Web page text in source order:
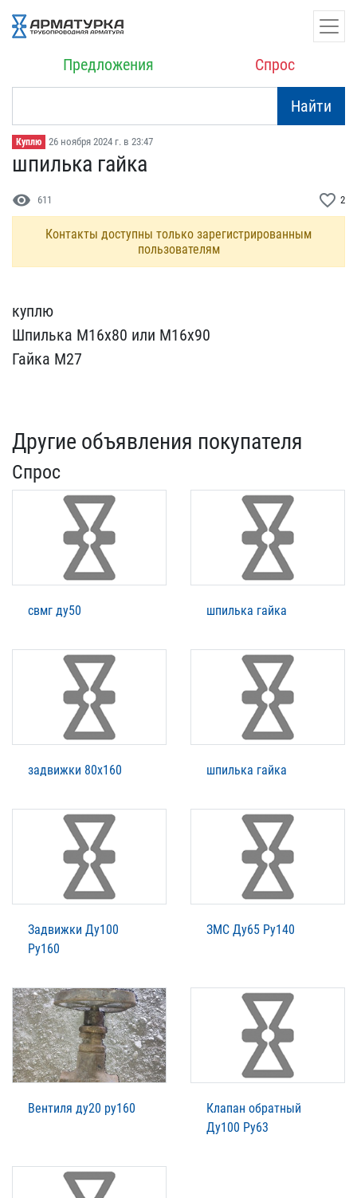
Предложения Спрос
Найти
Куплю 26 ноября 2024 г. в 23:47
шпилька гайка
visibility 611 favorite_border 2
Контакты доступны только зарегистрированным
пользователям
куплю
Шпилька М16х80 или​ М16х90
Гайка М27
Другие объявления покупателя
Спрос
свмг ду50 шпилька гайка
задвижки 80х160 шпилька гайка
Задвижки Ду100
Ру160
ЗМС Ду65 Ру140
Вентиля ду20 ру160
Клапан обратный
Ду100 Ру63